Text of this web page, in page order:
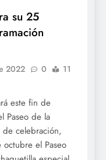
su 25
2022 0
11
este fin de
Paseo de la
de celebración,
el Paseo